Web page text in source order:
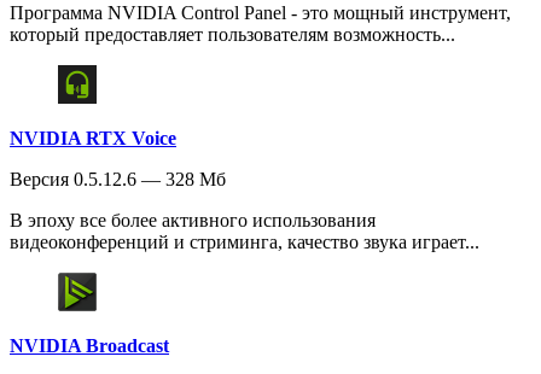
Программа NVIDIA Control Panel - это мощный инструмент,
который предоставляет пользователям возможность...
NVIDIA RTX Voice
Версия 0.5.12.6 — 328 Мб
В эпоху все более активного использования
видеоконференций и стриминга, качество звука играет...
NVIDIA Broadcast